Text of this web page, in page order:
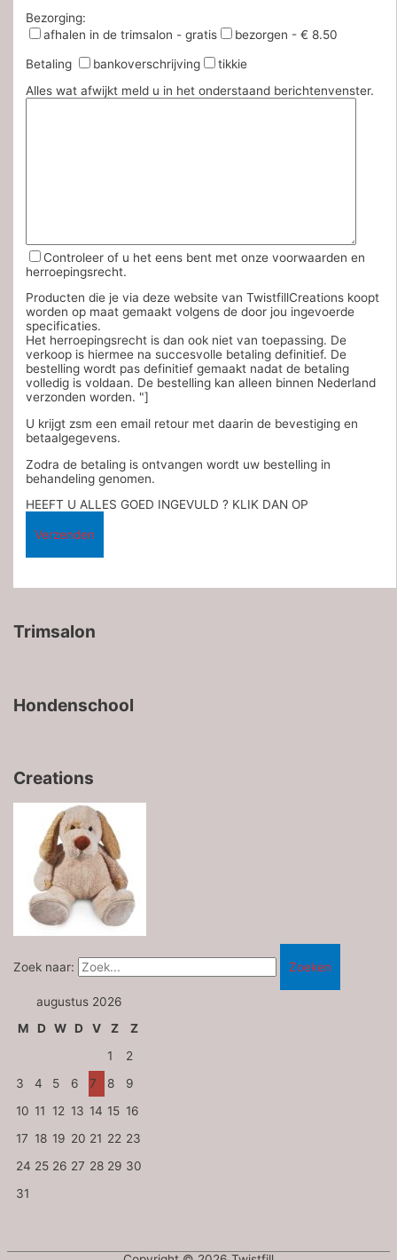
Trimsalon
Hondenschool
Creations
Zoek naar:
augustus 2026
M
D W D V Z
Z
1
2
3
4 5 6 7 8
9
10 11 12 13 14 15 16
17 18 19 20 21 22 23
24 25 26 27 28 29 30
31
Bezorging:
afhalen in de trimsalon - gratis
bezorgen - € 8.50
Betaling bankoverschrijving
tikkie
Alles wat afwijkt meld u in het onderstaand berichtenvenster.
Controleer of u het eens bent met onze voorwaarden en
herroepingsrecht.
Producten die je via deze website van TwistfillCreations koopt
worden op maat gemaakt volgens de door jou ingevoerde
specificaties.
Het herroepingsrecht is dan ook niet van toepassing. De
verkoop is hiermee na succesvolle betaling definitief. De
bestelling wordt pas definitief gemaakt nadat de betaling
volledig is voldaan. De bestelling kan alleen binnen Nederland
verzonden worden. "]
U krijgt zsm een email retour met daarin de bevestiging en
betaalgegevens.
Zodra de betaling is ontvangen wordt uw bestelling in
behandeling genomen.
HEEFT U ALLES GOED INGEVULD ? KLIK DAN OP